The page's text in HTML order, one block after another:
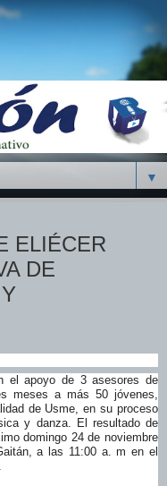
▼
ELIÉCER
DE
el apoyo de 3 asesores de
meses a más 50 jóvenes,
de Usme, en su proceso
y danza. El resultado de
domingo 24 de noviembre
a las 11:00 a. m en el